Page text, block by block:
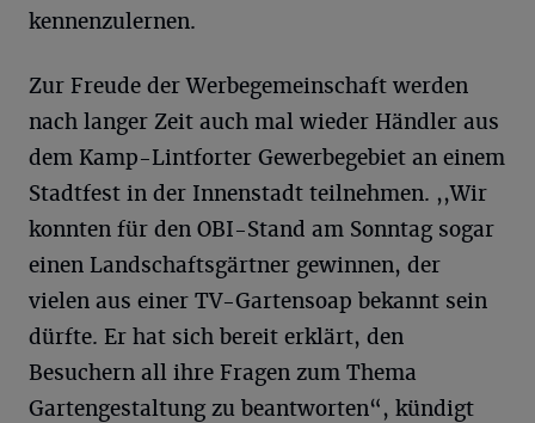
kennenzulernen.
Zur Freude der Werbegemeinschaft werden
nach langer Zeit auch mal wieder Händler aus
dem Kamp-Lintforter Gewerbegebiet an einem
Stadtfest in der Innenstadt teilnehmen. ,,Wir
konnten für den OBI-Stand am Sonntag sogar
einen Landschaftsgärtner gewinnen, der
vielen aus einer TV-Gartensoap bekannt sein
dürfte. Er hat sich bereit erklärt, den
Besuchern all ihre Fragen zum Thema
Gartengestaltung zu beantworten“, kündigt